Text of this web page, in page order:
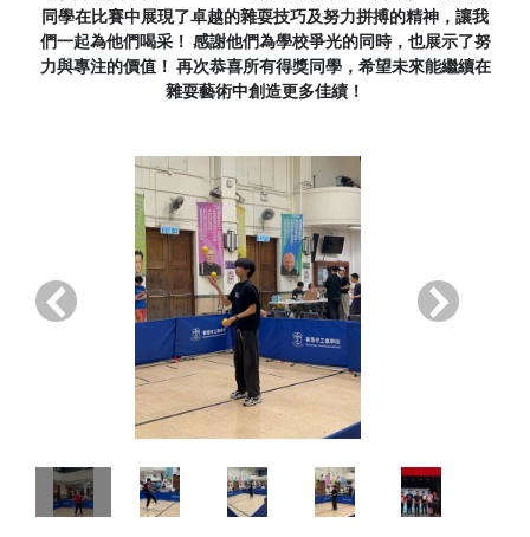
同學在比賽中展現了卓越的雜耍技巧及努力拼搏的精神，讓我
們一起為他們喝采！ 感謝他們為學校爭光的同時，也展示了努
力與專注的價值！ 再次恭喜所有得獎同學，希望未來能繼續在
雜耍藝術中創造更多佳績！
‹ ›